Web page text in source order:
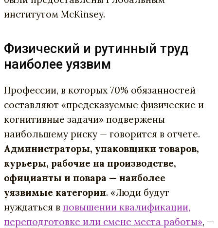
институтом McKinsey.
Физический и рутинный труд
наиболее уязвим
Профессии, в которых 70% обязанностей
составляют «предсказуемые физические и
когнитивные задачи» подвержены
наибольшему риску — говорится в отчете.
Администраторы, упаковщики товаров,
курьеры, рабочие на производстве,
официанты и повара — наиболее
уязвимые категории. «Люди будут
нуждаться в повышении квалификации,
переподготовке или смене места работы», —